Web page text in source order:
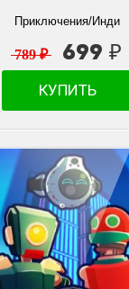
Приключения/Инди
789 ₽ 699 ₽
КУПИТЬ